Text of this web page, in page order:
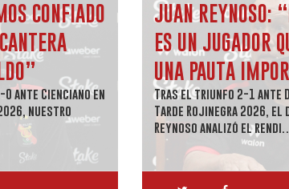
CONFIADO
ante Cienciano en
nuestro
JUAN REYNOSO:
ES UN JUGADOR
UNA PAUTA
Tras el triunfo 2-1 ante
Tarde Rojinegra 2026,
Reynoso analizó el rendi…